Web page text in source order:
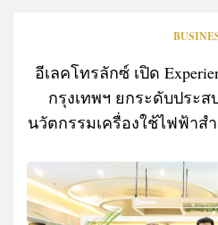
อีเลคโทรลักซ์ เปิด
กรุงเทพฯ ยกระดับประ
นวัตกรรมเครื่องใช้ไฟฟ้าส